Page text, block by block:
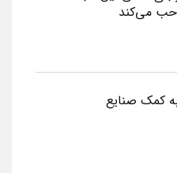
می‌کند
کمک صنایع